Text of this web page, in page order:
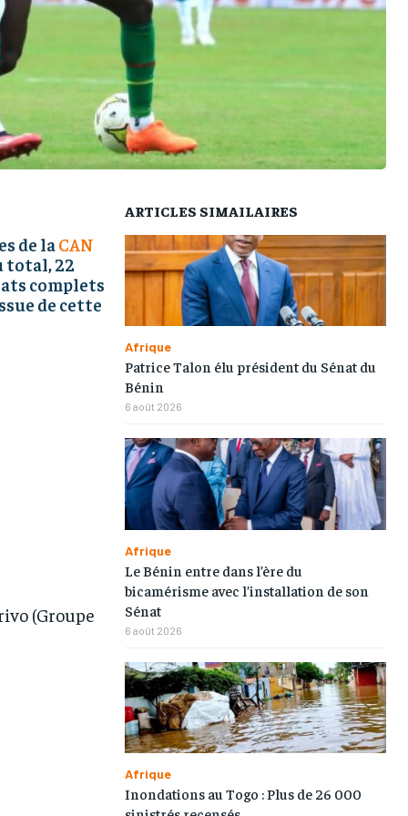
L’INTEGRAL
TOGOREGARD
LOMEBOUGEINFO
NOUVELLE D’AFRIQUE
LEDEFENSEURINFO
ACTU LOMÉ
L’INTEGRAL
TOGOREGARD
LOMEBOUGEINFO
NOUVELLE D’AFRIQUE
LEDEFENSEURINFO
ACTU LOMÉ
L’INTEGRAL
TOGOREGARD
LOMEBOUGEINFO
NOUVELLE D’AFRIQUE
LEDEFENSEURINFO
ACTU LOMÉ
L’INTEGRAL
TOGOREGARD
LOMEBOUGEINFO
NOUVELLE D’AFRIQUE
LEDEFENSEURINFO
ACTU LOMÉ
de laCAN
total, 22
complets
de cette
(Groupe
ARTICLES SIMAILAIRES
Afrique
Patrice Talon élu président du Sénat du
Bénin
6 août 2026
Afrique
Le Bénin entre dans l’ère du
bicamérisme avec l’installation de son
Sénat
6 août 2026
Afrique
Inondations au Togo : Plus de 26 000